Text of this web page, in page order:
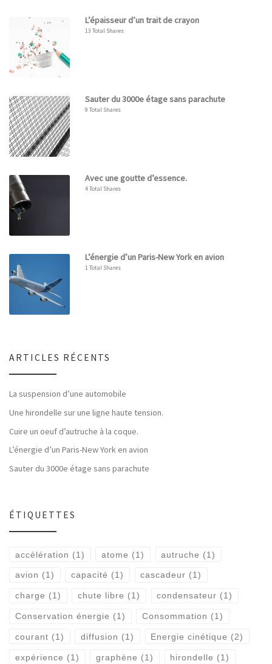
L’épaisseur d’un trait de crayon
13 Total Shares
Sauter du 3000e étage sans parachute
9 Total Shares
Avec une goutte d’essence.
4 Total Shares
L’énergie d’un Paris-New York en avion
1 Total Shares
ARTICLES RÉCENTS
La suspension d’une automobile
Une hirondelle sur une ligne haute tension.
Cuire un oeuf d’autruche à la coque.
L’énergie d’un Paris-New York en avion
Sauter du 3000e étage sans parachute
ÉTIQUETTES
accélération (1) atome (1) autruche (1)
avion (1) capacité (1) cascadeur (1)
charge (1) chute libre (1) condensateur (1)
Conservation énergie (1) Consommation (1)
courant (1) diffusion (1) Energie cinétique (2)
expérience (1) graphène (1) hirondelle (1)